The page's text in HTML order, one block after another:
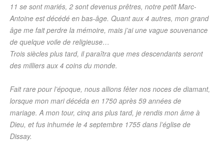
11 se sont mariés, 2 sont devenus prêtres, notre petit Marc-
Antoine est décédé en bas-âge. Quant aux 4 autres, mon grand
âge me fait perdre la mémoire, mais j’ai une vague souvenance
de quelque voile de religieuse…
Trois siècles plus tard, il paraîtra que mes descendants seront
des milliers aux 4 coins du monde.
Fait rare pour l’époque, nous allions fêter nos noces de diamant,
lorsque mon mari décéda en 1750 après 59 années de
mariage. A mon tour, cinq ans plus tard, je rendis mon âme à
Dieu, et fus inhumée le 4 septembre 1755 dans l’église de
Dissay.